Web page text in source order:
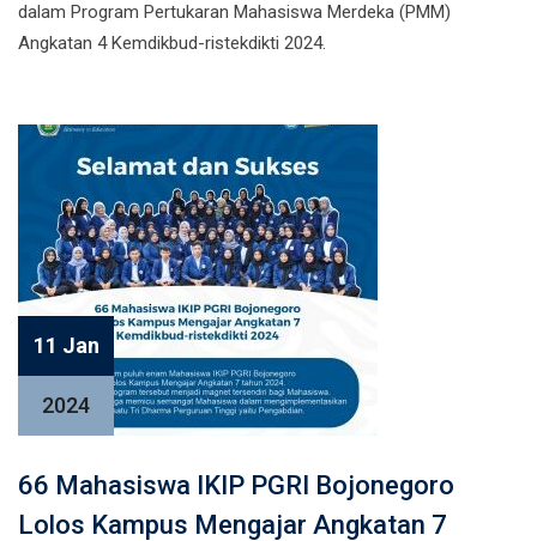
dalam Program Pertukaran Mahasiswa Merdeka (PMM)
Angkatan 4 Kemdikbud-ristekdikti 2024.
11 Jan
2024
66 Mahasiswa IKIP PGRI Bojonegoro
Lolos Kampus Mengajar Angkatan 7